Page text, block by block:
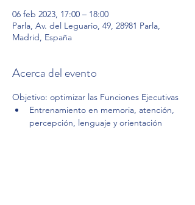
06 feb 2023, 17:00 – 18:00
Parla, Av. del Leguario, 49, 28981 Parla,
Madrid, España
Acerca del evento
Objetivo: optimizar las Funciones Ejecutivas
Entrenamiento en memoria, atención,
percepción, lenguaje y orientación